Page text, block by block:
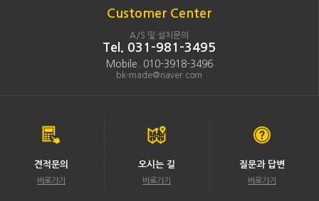
Customer Center
A/S 및 설치문의
Tel. 031-981-3495
Mobile. 010-3918-3496
bk-made@naver.com
견적문의
바로가기
오시는 길
바로가기
질문과 답변
바로가기